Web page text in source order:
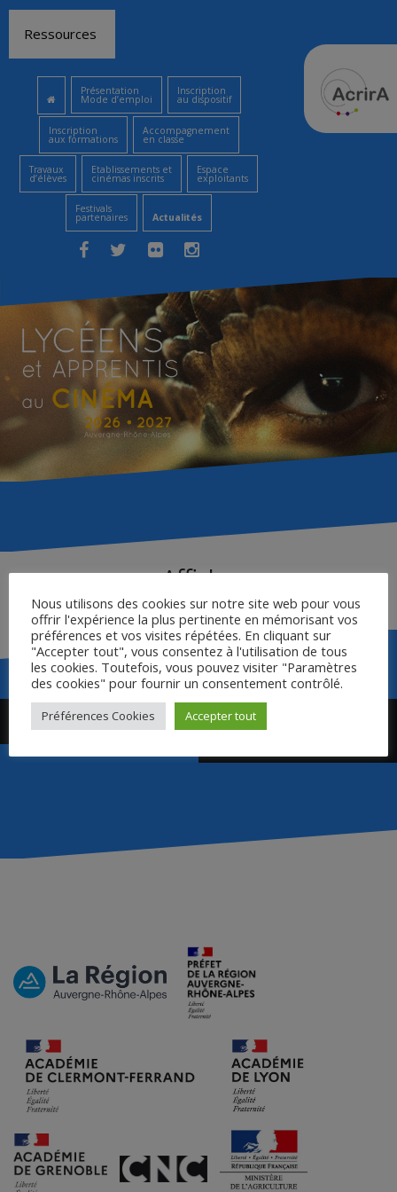
contenu
Ressources
Présentation
Mode d’emploi
Inscription
au dispositif
Inscription
aux formations
Accompagnement
en classe
Travaux
d’élèves
Etablissements et
cinémas inscrits
Espace
exploitants
Festivals
partenaires Actualités
Affiche
Navigation
de
Synopsis
Vidéo de présentation
Nous utilisons des cookies sur notre site web pour vous
offrir l'expérience la plus pertinente en mémorisant vos
préférences et vos visites répétées. En cliquant sur
"Accepter tout", vous consentez à l'utilisation de tous
les cookies. Toutefois, vous pouvez visiter "Paramètres
des cookies" pour fournir un consentement contrôlé.
Préférences Cookies Accepter tout